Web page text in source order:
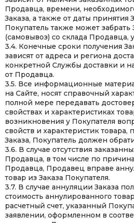
Продавца, времени,
Заказа, а также от даты принятия
Покупатель также может забрать
(самовывоз) со склада Продавца,
3.4. Конечные сроки получения
зависят от адреса и региона
конкретной Службы доставки и
от Продавца.
3.5. Все информационные
на Сайте, носят справочный
полной мере передавать
свойствах и характеристиках
возникновения у Покупателя
свойств и характеристик
Заказа, Покупатель должен
3.6. В случае отсутствия
Продавца, в том числе по
Продавца, Продавец вправе
товар из Заказа Покупателя.
3.7. В случае аннуляции Заказа
стоимость аннулированного
расчетный счет, указанный
заявлении, оформленном в